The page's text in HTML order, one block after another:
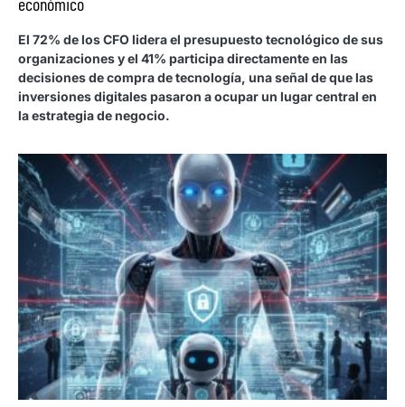
El 72% de los CFO lidera el presupuesto tecnológico de sus
organizaciones y el 41% participa directamente en las
decisiones de compra de tecnología, una señal de que las
inversiones digitales pasaron a ocupar un lugar central en
la estrategia de negocio.